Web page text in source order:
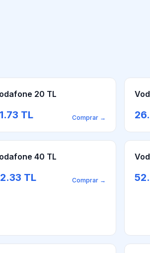
20 TL
TL Comprar →
40 TL
TL Comprar →